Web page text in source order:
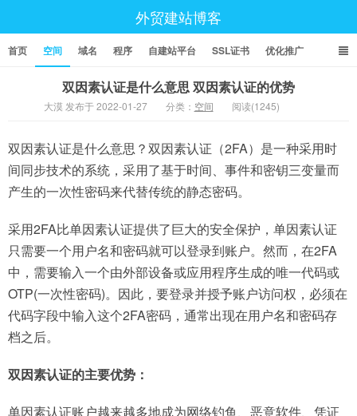
外贸建站博客
首页 空间 域名 程序 自建站平台 SSL证书 优化推广
双因素认证是什么意思 双因素认证的优势
大漠 发布于 2022-01-27 分类： 空间 阅读(1245)
双因素认证是什么意思？双因素认证（2FA）是一种采用时
间同步技术的系统，采用了基于时间、事件和密钥三变量而
产生的一次性密码来代替传统的静态密码。
采用2FA比单因素认证提供了巨大的安全保护，单因素认证
只需要一个用户名和密码就可以登录到账户。然而，在2FA
中，需要输入一个由外部设备或应用程序生成的唯一代码或
OTP(一次性密码)。因此，要登录并授予账户访问权，必须在
代码字段中输入这个2FA密码，通常出现在用户名和密码存
档之后。
双因素认证的主要优势：
单因素认证账户越来越多地成为网络钓鱼、恶意软件、凭证